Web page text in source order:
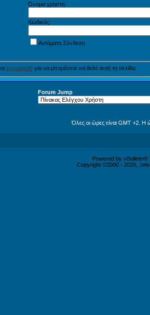
Όνομα χρήστη:
Κωδικός:
Αυτόματη Σύνδεση
εγγραφείτεγια να μπορέσετε να δείτε αυτή τη σελίδα.
Forum Jump
Όλες οι ώρες είναι GMT +2. Η
Powered by vBulletin®
Copyright ©2000 - 2026,